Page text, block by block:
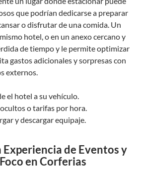
que podrían dedicarse a preparar
o disfrutar de una comida. Un
hotel, o en un anexo cercano y
de tiempo y le permite optimizar
gastos adicionales y sorpresas con
externos.
el hotel a su vehículo.
o tarifas por hora.
y descargar equipaje.
Experiencia de Eventos y
en Corferias